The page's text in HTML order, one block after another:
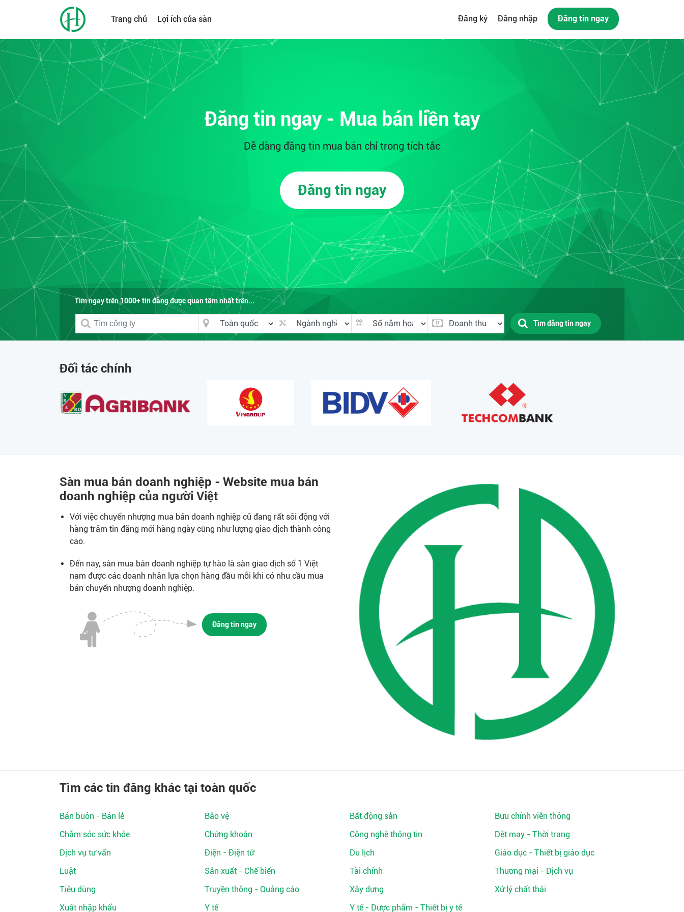
Trang chủ Lợi ích của sàn Đăng ký Đăng nhập Đăng tin ngay
Đăng tin ngay - Mua bán liền tay
Dễ dàng đăng tin mua bán chỉ trong tích tắc
Đăng tin ngay
Tìm ngay trên 1000+ tin đăng được quan tâm nhất trên...
Tìm đăng tin ngay
Đối tác chính
Sàn mua bán doanh nghiệp - Website mua bán
doanh nghiệp của người Việt
Với việc chuyển nhượng mua bán doanh nghiệp cũ đang rất sôi động với
hàng trăm tin đăng mới hàng ngày cũng như lượng giao dịch thành công
cao.
Đến nay, sàn mua bán doanh nghiệp tự hào là sàn giao dịch số 1 Việt
nam được các doanh nhân lựa chọn hàng đầu mỗi khi có nhu cầu mua
bán chuyển nhượng doanh nghiệp.
Đăng tin ngay
Tìm các tin đăng khác tại toàn quốc
Bán buôn - Bán lẻ Bảo vệ Bất động sản
Bưu chính viễn thông
Chăm sóc sức khỏe
Chứng khoán Công nghệ thông tin
Dệt may - Thời trang
Dịch vụ tư vấn
Điện - Điện tử Du lịch
Giáo dục - Thiết bị giáo dục
Luật
Sản xuất - Chế biến Tài chính
Thương mại - Dịch vụ
Tiêu dùng
Truyền thông - Quảng cáo Xây dựng
Xử lý chất thải
Xuất nhập khẩu
Y tế Y tế - Dược phẩm - Thiết bị y tế